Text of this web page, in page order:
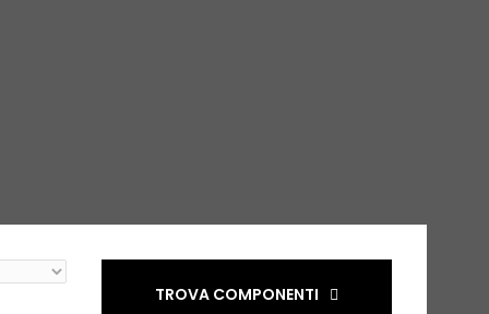
TROVA COMPONENTI